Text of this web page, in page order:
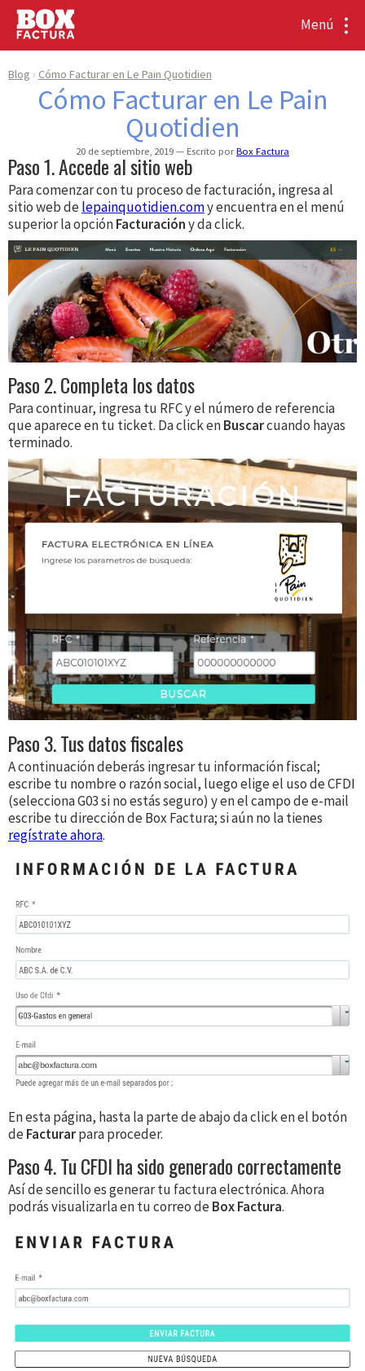
Menú
Blog Cómo Facturar en Le Pain Quotidien
Cómo Facturar en Le Pain
Quotidien
20 de septiembre, 2019 Escrito porBox Factura
Paso 1. Accede al sitio web
Para comenzar con tu proceso de facturación, ingresa al
sitio web delepainquotidien.comy encuentra en el menú
superior la opciónFacturacióny da click.
Paso 2. Completa los datos
Para continuar, ingresa tu RFC y el número de referencia
que aparece en tu ticket. Da click enBuscarcuando hayas
terminado.
Paso 3. Tus datos fiscales
A continuación deberás ingresar tu información fiscal;
escribe tu nombre o razón social, luego elige el uso de CFDI
(selecciona G03 si no estás seguro) y en el campo de e-mail
escribe tu dirección de Box Factura; si aún no la tienes
regístrate ahora.
En esta página, hasta la parte de abajo da click en el botón
deFacturarpara proceder.
Paso 4. Tu CFDI ha sido generado correctamente
Así de sencillo es generar tu factura electrónica. Ahora
podrás visualizarla en tu correo deBox Factura.